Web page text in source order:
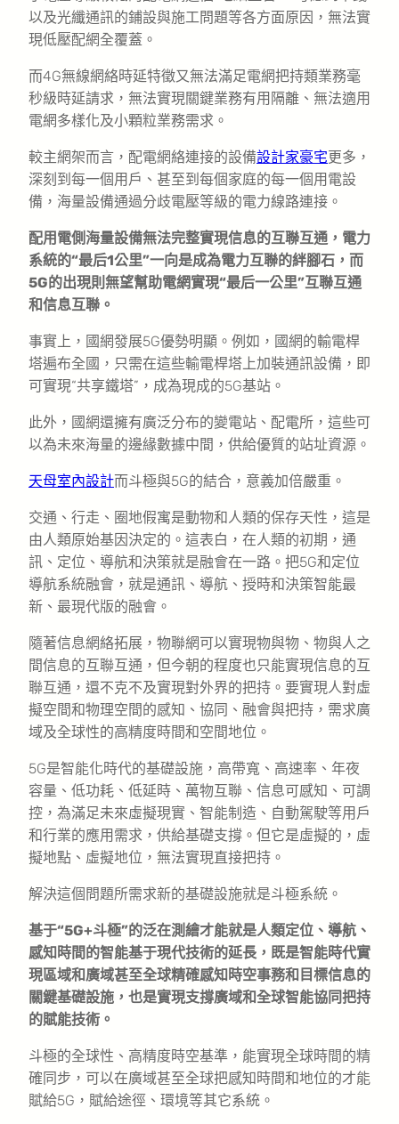
以及光纖通訊的鋪設與施工問題等各方面原因，無法實
現低壓配網全覆蓋。
而4G無線網絡時延特徵又無法滿足電網把持類業務毫
秒級時延請求，無法實現關鍵業務有用隔離、無法適用
電網多樣化及小顆粒業務需求。
較主網架而言，配電網絡連接的設備設計家豪宅更多，
深刻到每一個用戶、甚至到每個家庭的每一個用電設
備，海量設備通過分歧電壓等級的電力線路連接。
配用電側海量設備無法完整實現信息的互聯互通，電力
系統的“最后1公里”一向是成為電力互聯的絆腳石，而
5G的出現則無望幫助電網實現“最后一公里”互聯互通
和信息互聯。
事實上，國網發展5G優勢明顯。例如，國網的輸電桿
塔遍布全國，只需在這些輸電桿塔上加裝通訊設備，即
可實現“共享鐵塔”，成為現成的5G基站。
此外，國網還擁有廣泛分布的變電站、配電所，這些可
以為未來海量的邊緣數據中間，供給優質的站址資源。
天母室內設計而斗極與5G的結合，意義加倍嚴重。
交通、行走、圈地假寓是動物和人類的保存天性，這是
由人類原始基因決定的。這表白，在人類的初期，通
訊、定位、導航和決策就是融會在一路。把5G和定位
導航系統融會，就是通訊、導航、授時和決策智能最
新、最現代版的融會。
隨著信息網絡拓展，物聯網可以實現物與物、物與人之
間信息的互聯互通，但今朝的程度也只能實現信息的互
聯互通，還不克不及實現對外界的把持。要實現人對虛
擬空間和物理空間的感知、協同、融會與把持，需求廣
域及全球性的高精度時間和空間地位。
5G是智能化時代的基礎設施，高帶寬、高速率、年夜
容量、低功耗、低延時、萬物互聯、信息可感知、可調
控，為滿足未來虛擬現實、智能制造、自動駕駛等用戶
和行業的應用需求，供給基礎支撐。但它是虛擬的，虛
擬地點、虛擬地位，無法實現直接把持。
解決這個問題所需求新的基礎設施就是斗極系統。
基于“5G+斗極”的泛在測繪才能就是人類定位、導航、
感知時間的智能基于現代技術的延長，既是智能時代實
現區域和廣域甚至全球精確感知時空事務和目標信息的
關鍵基礎設施，也是實現支撐廣域和全球智能協同把持
的賦能技術。
斗極的全球性、高精度時空基準，能實現全球時間的精
確同步，可以在廣域甚至全球把感知時間和地位的才能
賦給5G，賦給途徑、環境等其它系統。